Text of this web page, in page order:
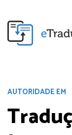
AUTORIDADE EM